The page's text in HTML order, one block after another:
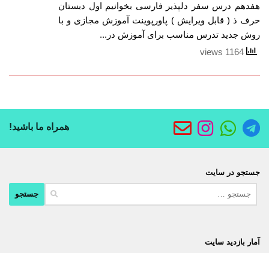
هفدهم درس سفر دلپذیر فارسی بخوانیم اول دبستان
حرف ذ ( قابل ویرایش ) پاورپوینت آموزش مجازی و با
روش جدید تدرس مناسب برای آموزش در...
همراه ما باشید!
جستجو در سایت
آمار بازدید سایت